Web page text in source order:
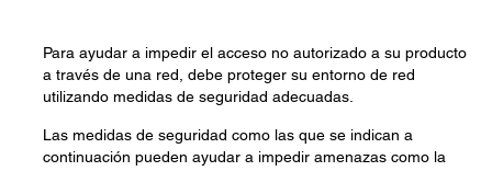
Para ayudar a impedir el acceso no autorizado a su producto
a través de una red, debe proteger su entorno de red
utilizando medidas de seguridad adecuadas.
Las medidas de seguridad como las que se indican a
continuación pueden ayudar a impedir amenazas como la